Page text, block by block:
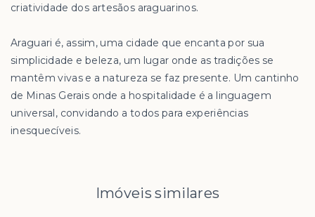
criatividade dos artesãos araguarinos.
Araguari é, assim, uma cidade que encanta por sua
simplicidade e beleza, um lugar onde as tradições se
mantêm vivas e a natureza se faz presente. Um cantinho
de Minas Gerais onde a hospitalidade é a linguagem
universal, convidando a todos para experiências
inesquecíveis.
Imóveis similares